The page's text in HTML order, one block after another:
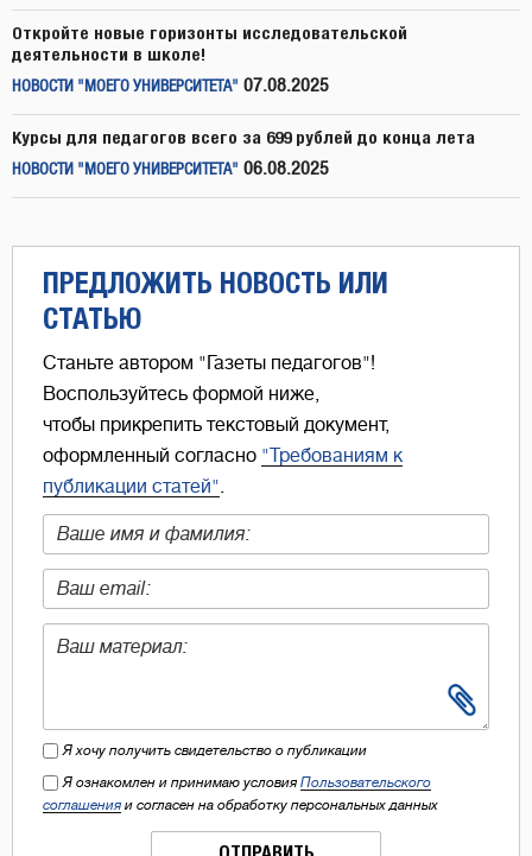
Откройте новые горизонты исследовательской
деятельности в школе!
НОВОСТИ "МОЕГО УНИВЕРСИТЕТА" 07.08.2025
Курсы для педагогов всего за 699 рублей до конца лета
НОВОСТИ "МОЕГО УНИВЕРСИТЕТА" 06.08.2025
ПРЕДЛОЖИТЬ НОВОСТЬ ИЛИ
СТАТЬЮ
Станьте автором "Газеты педагогов"!
Воспользуйтесь формой ниже,
чтобы прикрепить текстовый документ,
оформленный согласно "Требованиям к
публикации статей".
Я хочу получить свидетельство о публикации
Я ознакомлен и принимаю условия Пользовательского
соглашения и согласен на обработку персональных данных